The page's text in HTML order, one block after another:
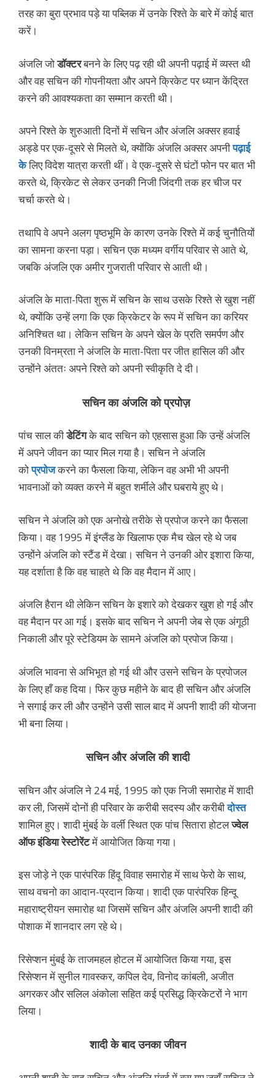
तरह का बुरा प्रभाव पड़े या पब्लिक में उनके रिश्ते के बारे में कोई बात
करें।
अंजलि जोडॉक्टरबनने के लिए पढ़ रही थी अपनी पढ़ाई में व्यस्त थी
और वह सचिन की गोपनीयता और अपने क्रिकेट पर ध्यान केंद्रित
करने की आवश्यकता का सम्मान करती थी।
अपने रिश्ते के शुरुआती दिनों में सचिन और अंजलि अक्सर हवाई
अड्डे पर एक-दूसरे से मिलते थे, क्योंकि अंजलि अक्सर अपनीपढ़ाई
केलिए विदेश यात्रा करती थीं। वे एक-दूसरे से घंटों फोन पर बात भी
करते थे, क्रिकेट से लेकर उनकी निजी जिंदगी तक हर चीज पर
चर्चा करते थे।
तथापि वे अपने अलग पृष्ठभूमि के कारण उनके रिश्ते में कई चुनौतियों
का सामना करना पड़ा। सचिन एक मध्यम वर्गीय परिवार से आते थे,
जबकि अंजलि एक अमीर गुजराती परिवार से आती थी।
अंजलि के माता-पिता शुरू में सचिन के साथ उसके रिश्ते से खुश नहीं
थे, क्योंकि उन्हें लगा कि एक क्रिकेटर के रूप में सचिन का करियर
अनिश्चित था। लेकिन सचिन के अपने खेल के प्रति समर्पण और
उनकी विनम्रता ने अंजलि के माता-पिता पर जीत हासिल की और
उन्होंने अंततः अपने रिश्ते को अपनी स्वीकृति दे दी।
सचिन का अंजलि को प्रपोज़
पांच साल कीडेटिंगके बाद सचिन को एहसास हुआ कि उन्हें अंजलि
में अपने जीवन का प्यार मिल गया है। सचिन ने अंजलि
कोप्रपोजकरने का फैसला किया, लेकिन वह अभी भी अपनी
भावनाओं को व्यक्त करने में बहुत शर्मीले और घबराये हुए थे।
सचिन ने अंजलि को एक अनोखे तरीके से प्रपोज करने का फैसला
किया। वह 1995 में इंग्लैंड के खिलाफ एक मैच खेल रहे थे जब
उन्होंने अंजलि को स्टैंड में देखा। सचिन ने उनकी ओर इशारा किया,
यह दर्शाता है कि वह चाहते थे कि वह मैदान में आए।
अंजलि हैरान थी लेकिन सचिन के इशारे को देखकर खुश हो गई और
वह मैदान पर आ गई। इसके बाद सचिन ने अपनी जेब से एक अंगूठी
निकाली और पूरे स्टेडियम के सामने अंजलि को प्रपोज किया।
अंजलि भावना से अभिभूत हो गई थी और उसने सचिन के प्रपोजल
के लिए हाँ कह दिया। फिर कुछ महीने के बाद ही सचिन और अंजलि
ने सगाई कर ली और उन्होंने उसी साल बाद में अपनी शादी की योजना
भी बना लिया।
सचिन और अंजलि की शादी
सचिन और अंजलि ने 24 मई, 1995 को एक निजी समारोह में शादी
कर ली, जिसमें दोनों ही परिवार के करीबी सदस्य और करीबीदोस्त
शामिल हुए। शादी मुंबई के वर्ली स्थित एक पांच सितारा होटलज्वेल
ऑफ इंडिया रेस्टोरेंटमें आयोजित किया गया।
इस जोड़े ने एक पारंपरिक हिंदू विवाह समारोह में साथ फेरो के साथ,
साथ वचनो का आदान-प्रदान किया। शादी एक पारंपरिक हिन्दू
महाराष्ट्रीयन समारोह था जिसमें सचिन और अंजलि अपनी शादी की
पोशाक में शानदार लग रहे थे।
रिसेप्शन मुंबई के ताजमहल होटल में आयोजित किया गया, इस
रिसेप्शन में सुनील गावस्कर, कपिल देव, विनोद कांबली, अजीत
अगरकर और सलिल अंकोला सहित कई प्रसिद्ध क्रिकेटरों ने भाग
लिया।
शादी के बाद उनका जीवन